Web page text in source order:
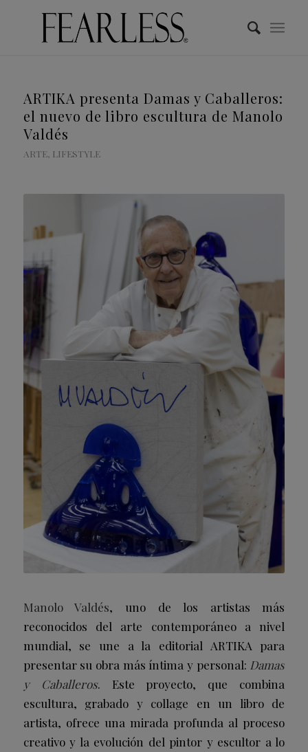
ARTIKA presenta Damas y Caballeros:
el nuevo de libro escultura de Manolo
Valdés
ARTE, LIFESTYLE
Manolo Valdés, uno de los artistas más
reconocidos del arte contemporáneo a nivel
mundial, se une a la editorial ARTIKA para
presentar su obra más íntima y personal: Damas
y Caballeros. Este proyecto, que combina
escultura, grabado y collage en un libro de
artista, ofrece una mirada profunda al proceso
creativo y la evolución del pintor y escultor a lo